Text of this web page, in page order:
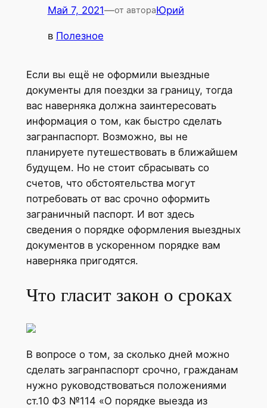
Май 7, 2021—от автораЮрий
в Полезное
Если вы ещё не оформили выездные
документы для поездки за границу, тогда
вас наверняка должна заинтересовать
информация о том, как быстро сделать
загранпаспорт. Возможно, вы не
планируете путешествовать в ближайшем
будущем. Но не стоит сбрасывать со
счетов, что обстоятельства могут
потребовать от вас срочно оформить
заграничный паспорт. И вот здесь
сведения о порядке оформления выездных
документов в ускоренном порядке вам
наверняка пригодятся.
Что гласит закон о сроках
В вопросе о том, за сколько дней можно
сделать загранпаспорт срочно, гражданам
нужно руководствоваться положениями
ст.10 ФЗ №114 «О порядке выезда из